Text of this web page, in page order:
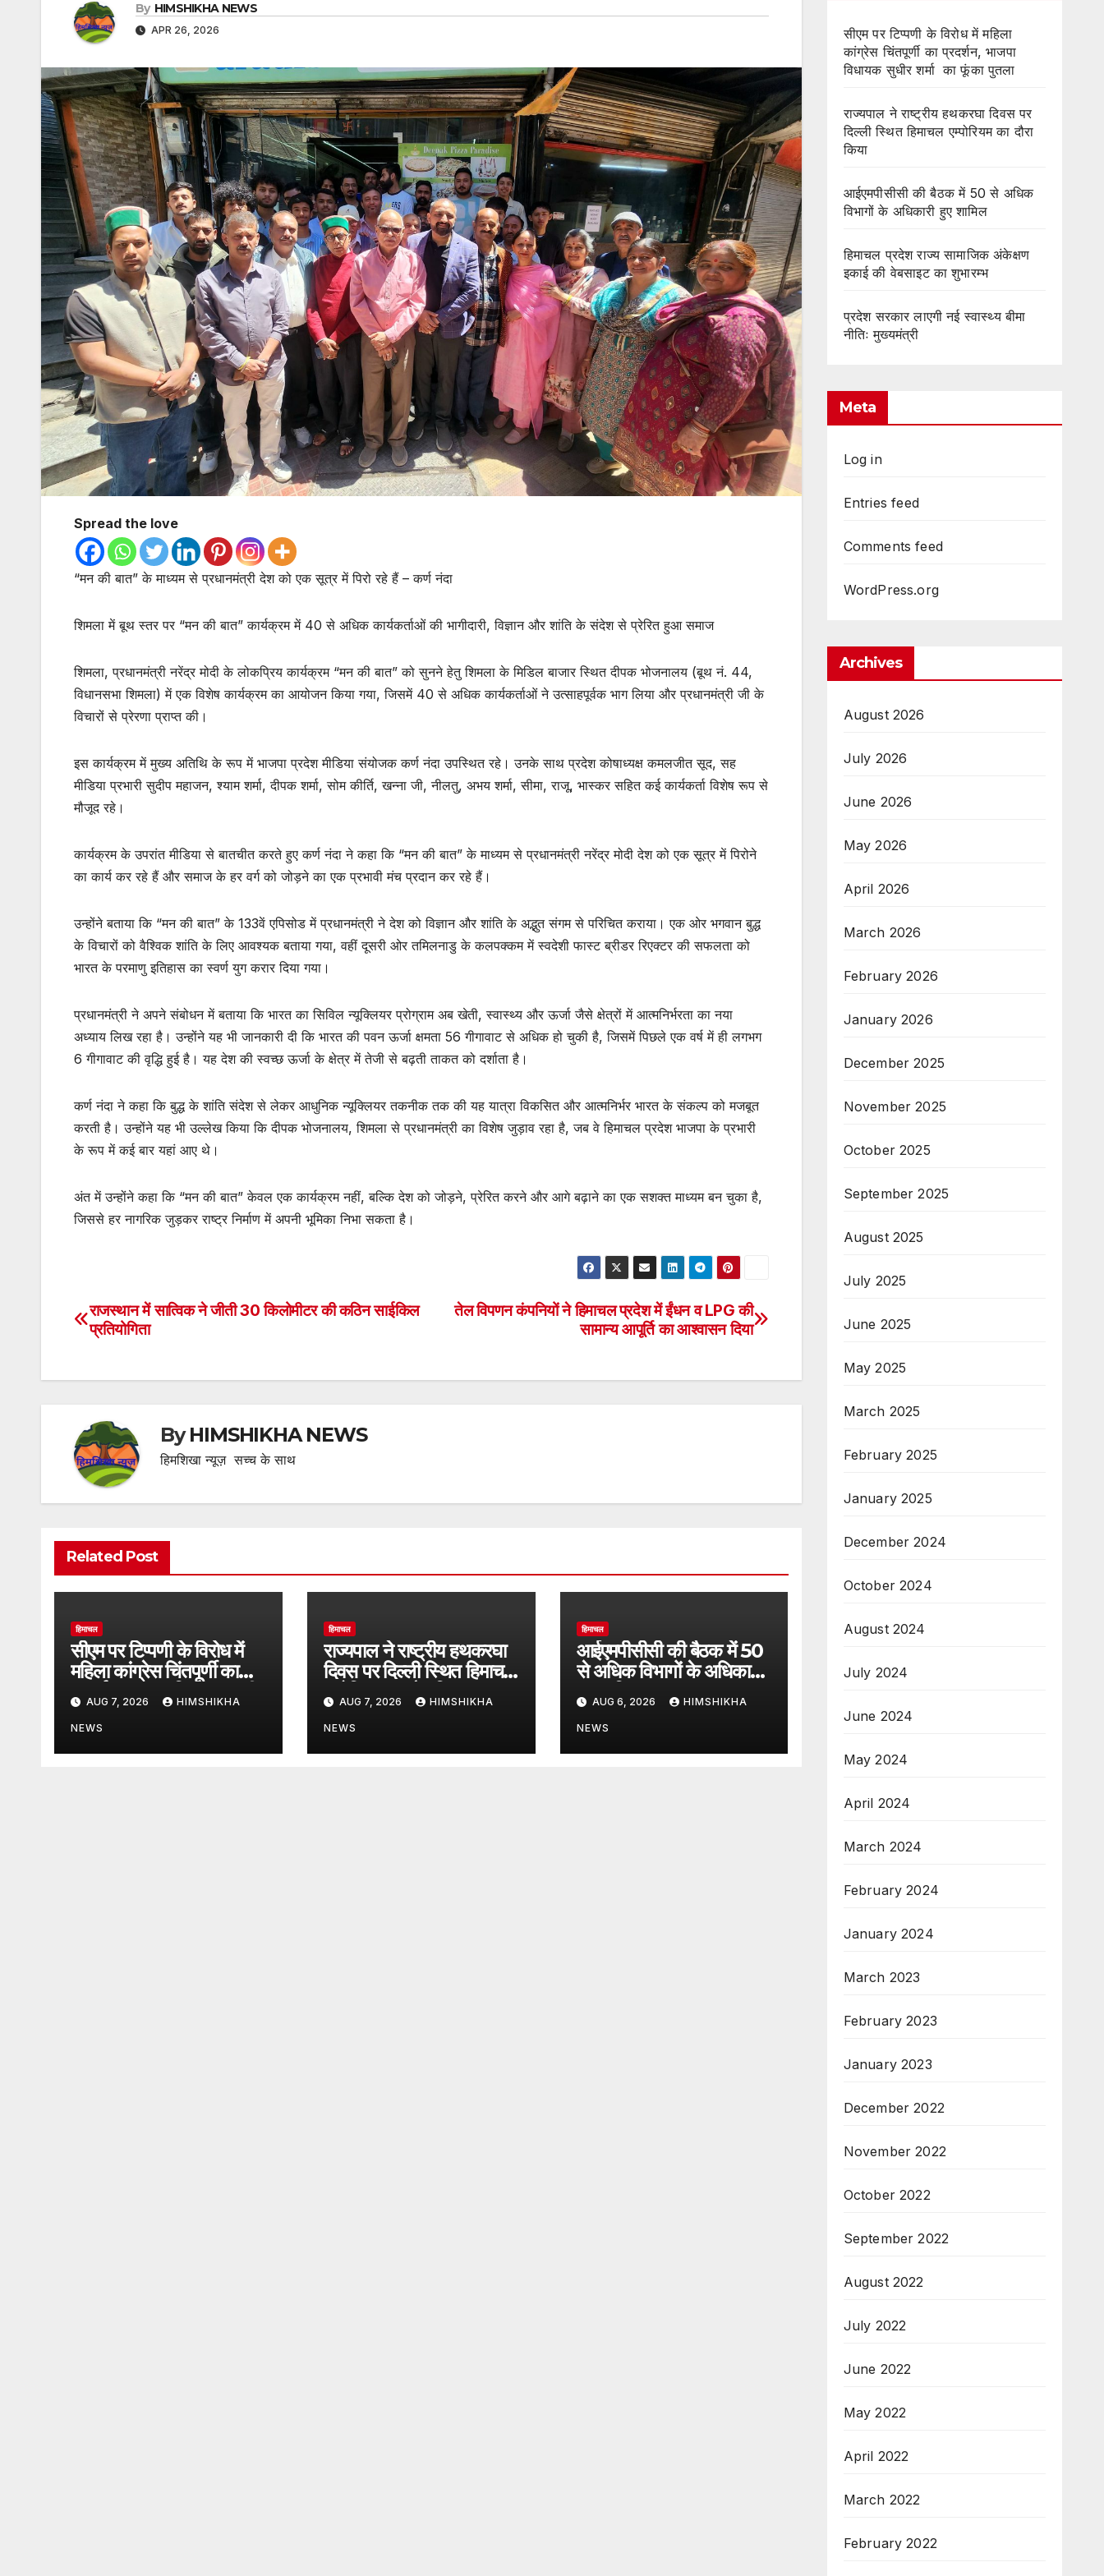
By HIMSHIKHA NEWS
APR 26, 2026
Spread the love
“मन की बात” के माध्यम से प्रधानमंत्री देश को एक सूत्र में पिरो रहे हैं – कर्ण नंदा
शिमला में बूथ स्तर पर “मन की बात” कार्यक्रम में 40 से अधिक कार्यकर्ताओं की भागीदारी, विज्ञान और शांति के संदेश से प्रेरित हुआ समाज
शिमला, प्रधानमंत्री नरेंद्र मोदी के लोकप्रिय कार्यक्रम “मन की बात” को सुनने हेतु शिमला के मिडिल बाजार स्थित दीपक भोजनालय (बूथ नं. 44,
विधानसभा शिमला) में एक विशेष कार्यक्रम का आयोजन किया गया, जिसमें 40 से अधिक कार्यकर्ताओं ने उत्साहपूर्वक भाग लिया और प्रधानमंत्री जी के
विचारों से प्रेरणा प्राप्त की।
इस कार्यक्रम में मुख्य अतिथि के रूप में भाजपा प्रदेश मीडिया संयोजक कर्ण नंदा उपस्थित रहे। उनके साथ प्रदेश कोषाध्यक्ष कमलजीत सूद, सह
मीडिया प्रभारी सुदीप महाजन, श्याम शर्मा, दीपक शर्मा, सोम कीर्ति, खन्ना जी, नीलतु, अभय शर्मा, सीमा, राजू, भास्कर सहित कई कार्यकर्ता विशेष रूप से
मौजूद रहे।
कार्यक्रम के उपरांत मीडिया से बातचीत करते हुए कर्ण नंदा ने कहा कि “मन की बात” के माध्यम से प्रधानमंत्री नरेंद्र मोदी देश को एक सूत्र में पिरोने
का कार्य कर रहे हैं और समाज के हर वर्ग को जोड़ने का एक प्रभावी मंच प्रदान कर रहे हैं।
उन्होंने बताया कि “मन की बात” के 133वें एपिसोड में प्रधानमंत्री ने देश को विज्ञान और शांति के अद्भुत संगम से परिचित कराया। एक ओर भगवान बुद्ध
के विचारों को वैश्विक शांति के लिए आवश्यक बताया गया, वहीं दूसरी ओर तमिलनाडु के कलपक्कम में स्वदेशी फास्ट ब्रीडर रिएक्टर की सफलता को
भारत के परमाणु इतिहास का स्वर्ण युग करार दिया गया।
प्रधानमंत्री ने अपने संबोधन में बताया कि भारत का सिविल न्यूक्लियर प्रोग्राम अब खेती, स्वास्थ्य और ऊर्जा जैसे क्षेत्रों में आत्मनिर्भरता का नया
अध्याय लिख रहा है। उन्होंने यह भी जानकारी दी कि भारत की पवन ऊर्जा क्षमता 56 गीगावाट से अधिक हो चुकी है, जिसमें पिछले एक वर्ष में ही लगभग
6 गीगावाट की वृद्धि हुई है। यह देश की स्वच्छ ऊर्जा के क्षेत्र में तेजी से बढ़ती ताकत को दर्शाता है।
कर्ण नंदा ने कहा कि बुद्ध के शांति संदेश से लेकर आधुनिक न्यूक्लियर तकनीक तक की यह यात्रा विकसित और आत्मनिर्भर भारत के संकल्प को मजबूत
करती है। उन्होंने यह भी उल्लेख किया कि दीपक भोजनालय, शिमला से प्रधानमंत्री का विशेष जुड़ाव रहा है, जब वे हिमाचल प्रदेश भाजपा के प्रभारी
के रूप में कई बार यहां आए थे।
अंत में उन्होंने कहा कि “मन की बात” केवल एक कार्यक्रम नहीं, बल्कि देश को जोड़ने, प्रेरित करने और आगे बढ़ाने का एक सशक्त माध्यम बन चुका है,
जिससे हर नागरिक जुड़कर राष्ट्र निर्माण में अपनी भूमिका निभा सकता है।
Post
तेल विपणन कंपनियों ने हिमाचल प्रदेश में ईंधन व LPG की
सामान्य आपूर्ति का आश्वासन दिया
राजस्थान में सात्विक ने जीती 30 किलोमीटर की कठिन साईकिल
प्रतियोगिता
ByHIMSHIKHA NEWS
हिमशिखा न्यूज़ सच्च के साथ
Related Post
हिमाचल
सीएम पर टिप्पणी के विरोध में
महिला कांग्रेस चिंतपूर्णी का
प्रदर्शन, भाजपा विधायक सुधीर
शर्मा का फूंका पुतला
AUG 7, 2026 HIMSHIKHA
NEWS
हिमाचल
राज्यपाल ने राष्ट्रीय हथकरघा
दिवस पर दिल्ली स्थित हिमाचल
एम्पोरियम का दौरा किया
AUG 7, 2026 HIMSHIKHA
NEWS
हिमाचल
आईएमपीसीसी की बैठक में 50
से अधिक विभागों के अधिकारी
हुए शामिल
AUG 6, 2026 HIMSHIKHA
NEWS
सीएम पर टिप्पणी के विरोध में महिला
कांग्रेस चिंतपूर्णी का प्रदर्शन, भाजपा
विधायक सुधीर शर्मा का फूंका पुतला
राज्यपाल ने राष्ट्रीय हथकरघा दिवस पर
दिल्ली स्थित हिमाचल एम्पोरियम का दौरा
किया
आईएमपीसीसी की बैठक में 50 से अधिक
विभागों के अधिकारी हुए शामिल
हिमाचल प्रदेश राज्य सामाजिक अंकेक्षण
इकाई की वेबसाइट का शुभारम्भ
प्रदेश सरकार लाएगी नई स्वास्थ्य बीमा
नीतिः मुख्यमंत्री
Meta
Log in
Entries feed
Comments feed
WordPress.org
Archives
August 2026
July 2026
June 2026
May 2026
April 2026
March 2026
February 2026
January 2026
December 2025
November 2025
October 2025
September 2025
August 2025
July 2025
June 2025
May 2025
March 2025
February 2025
January 2025
December 2024
October 2024
August 2024
July 2024
June 2024
May 2024
April 2024
March 2024
February 2024
January 2024
March 2023
February 2023
January 2023
December 2022
November 2022
October 2022
September 2022
August 2022
July 2022
June 2022
May 2022
April 2022
March 2022
February 2022